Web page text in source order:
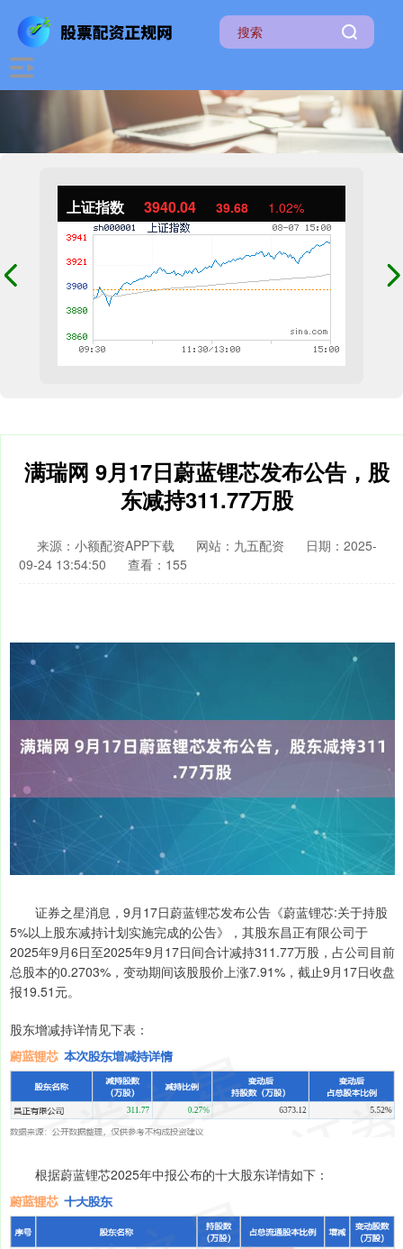
上证指数 3940.04 39.68 1.02%
满瑞网 9月17日蔚蓝锂芯发布公告，股
东减持311.77万股
来源：小额配资APP下载 网站：九五配资
日期：2025-
09-24 13:54:50
查看：155
证券之星消息，9月17日蔚蓝锂芯发布公告《蔚蓝锂芯:关于持股
5%以上股东减持计划实施完成的公告》，其股东昌正有限公司于
2025年9月6日至2025年9月17日间合计减持311.77万股，占公司目前
总股本的0.2703%，变动期间该股股价上涨7.91%，截止9月17日收盘
报19.51元。
股东增减持详情见下表：
根据蔚蓝锂芯2025年中报公布的十大股东详情如下：